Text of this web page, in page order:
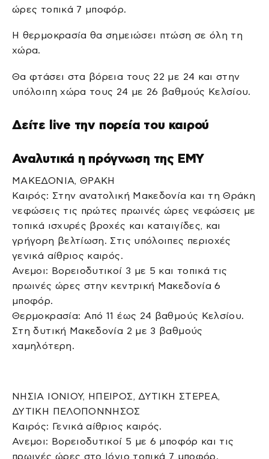
ώρες τοπικά 7 μποφόρ.
Η θερμοκρασία θα σημειώσει πτώση σε όλη τη
χώρα.
Θα φτάσει στα βόρεια τους 22 με 24 και στην
υπόλοιπη χώρα τους 24 με 26 βαθμούς Κελσίου.
Δείτε live την πορεία του καιρού
Αναλυτικά η πρόγνωση της ΕΜΥ
ΜΑΚΕΔΟΝΙΑ, ΘΡΑΚΗ
Καιρός: Στην ανατολική Μακεδονία και τη Θράκη
νεφώσεις τις πρώτες πρωινές ώρες νεφώσεις με
τοπικά ισχυρές βροχές και καταιγίδες, και
γρήγορη βελτίωση. Στις υπόλοιπες περιοχές
γενικά αίθριος καιρός.
Ανεμοι: Βορειοδυτικοί 3 με 5 και τοπικά τις
πρωινές ώρες στην κεντρική Μακεδονία 6
μποφόρ.
Θερμοκρασία: Από 11 έως 24 βαθμούς Κελσίου.
Στη δυτική Μακεδονία 2 με 3 βαθμούς
χαμηλότερη.
ΝΗΣΙΑ ΙΟΝΙΟΥ, ΗΠΕΙΡΟΣ, ΔΥΤΙΚΗ ΣΤΕΡΕΑ,
ΔΥΤΙΚΗ ΠΕΛΟΠΟΝΝΗΣΟΣ
Καιρός: Γενικά αίθριος καιρός.
Ανεμοι: Βορειοδυτικοί 5 με 6 μποφόρ και τις
πρωινές ώρες στο Ιόνιο τοπικά 7 μποφόρ.